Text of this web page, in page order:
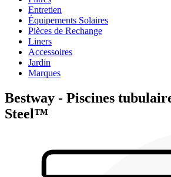
Entretien
Équipements Solaires
Pièces de Rechange
Liners
Accessoires
Jardin
Marques
Bestway - Piscines
Steel™